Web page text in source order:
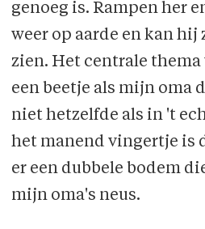
genoeg is. Rampen her
weer op aarde en kan
zien. Het centrale
een beetje als mijn oma
niet hetzelfde als in 't
het manend vingertje is
er een dubbele bodem
mijn oma's neus.